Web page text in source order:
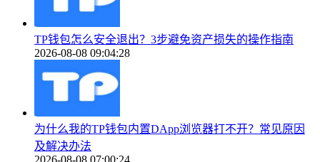
TP钱包怎么安全退出？3步避免资产损失的操作指南
2026-08-08 09:04:28
为什么我的TP钱包内置DApp浏览器打不开？常见原因
及解决办法
2026-08-08 07:00:24